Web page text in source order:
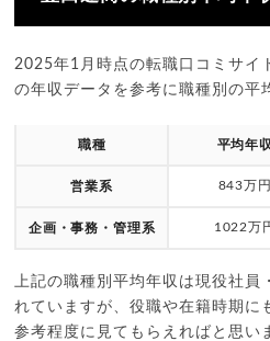
2025年1月時点の転職口コミサイ
の年収データを参考に職種別の平
職種 平均年収
営業系 843万円
企画・事務・管理系 1022万
上記の職種別平均年収は現役社員
れていますが、役職や在籍時期に
参考程度に見てもらえればと思い